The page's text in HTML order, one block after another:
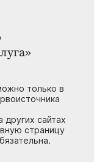
только в
других сайтах
страницу